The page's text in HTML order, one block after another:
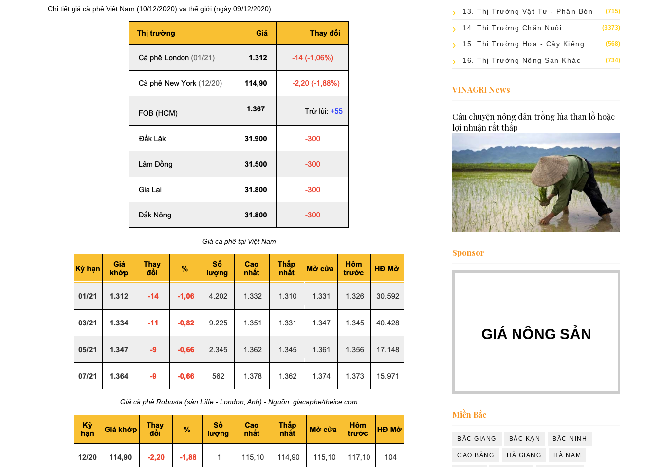
Chi tiết giá cà phê Việt Nam (10/12/2020) và thế giới (ngày 09/12/2020):
Giá cà phê tại Việt Nam
Giá cà phê Robusta (sàn Liffe - London, Anh) - Nguồn: giacaphe/theice.com
13. Thị Trường Vật Tư - Phân Bón (715)
14. Thị Trường Chăn Nuôi (3373)
15. Thị Trường Hoa - Cây Kiểng (568)
16. Thị Trường Nông Sản Khác (734)
VINAGRI News
Câu chuyện nông dân trồng lúa than lỗ hoặc
lợi nhuận rất thấp
Sponsor
GIÁ NÔNG SẢN
Miền Bắc
BẮC GIANG BẮC KẠN BẮC NINH
CAO BẰNG HÀ GIANG HÀ NAM